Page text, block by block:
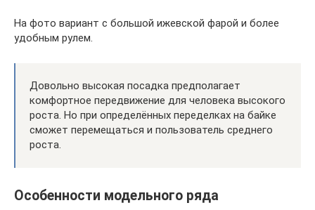
На фото вариант с большой ижевской фарой и более
удобным рулем.
Довольно высокая посадка предполагает
комфортное передвижение для человека высокого
роста. Но при определённых переделках на байке
сможет перемещаться и пользователь среднего
роста.
Особенности модельного ряда